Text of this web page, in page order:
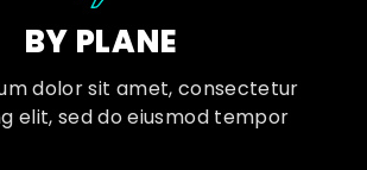
BY PLANE
dolor sit amet, consectetur
elit, sed do eiusmod tempor